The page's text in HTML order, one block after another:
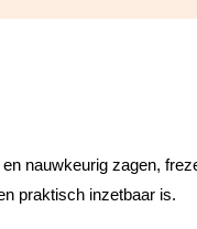
nauwkeurig zagen,
praktisch inzetbaar is.